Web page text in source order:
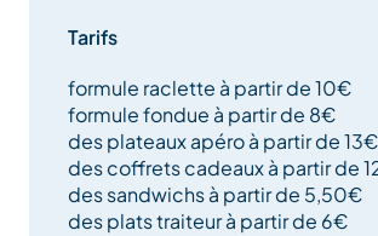
truffé sont autant de fromages que
Parlons de truffes à présent... une
fromages truffés, un jambon cuit à la
qu'une large gamme de produits
émerveiller vos sens...
Tarifs
formule raclette à partir de 10€
formule fondue à partir de 8€
des plateaux apéro à partir de 13€
des coffrets cadeaux à partir de
des sandwichs à partir de 5,50€
des plats traiteur à partir de 6€